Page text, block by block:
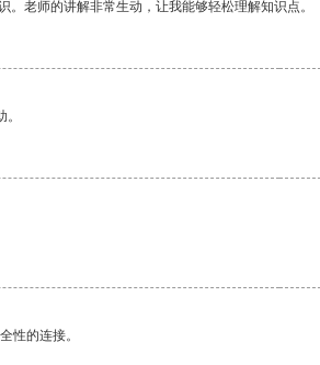
老师的讲解非常生动，让我能够轻松理解知识点。
性的连接。